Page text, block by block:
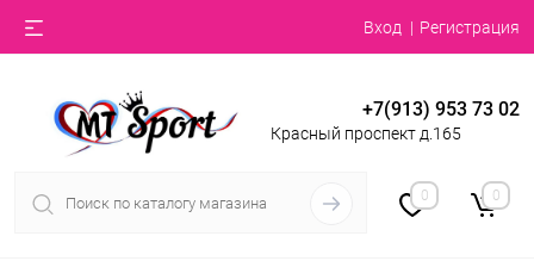
Вход Регистрация
+7(913) 953 73 02
Красный проспект д.165
0 0